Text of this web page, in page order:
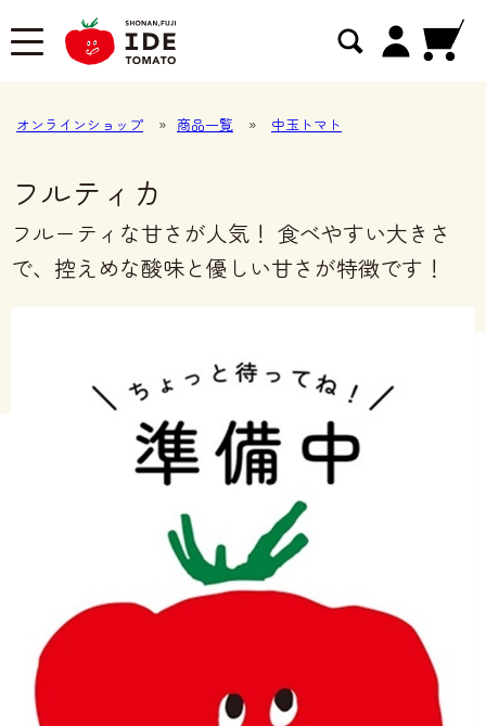
オンラインショップ » 商品一覧 » 中玉トマト
フルティカ
フルーティな甘さが人気！ 食べやすい大きさ
で、控えめな酸味と優しい甘さが特徴です！